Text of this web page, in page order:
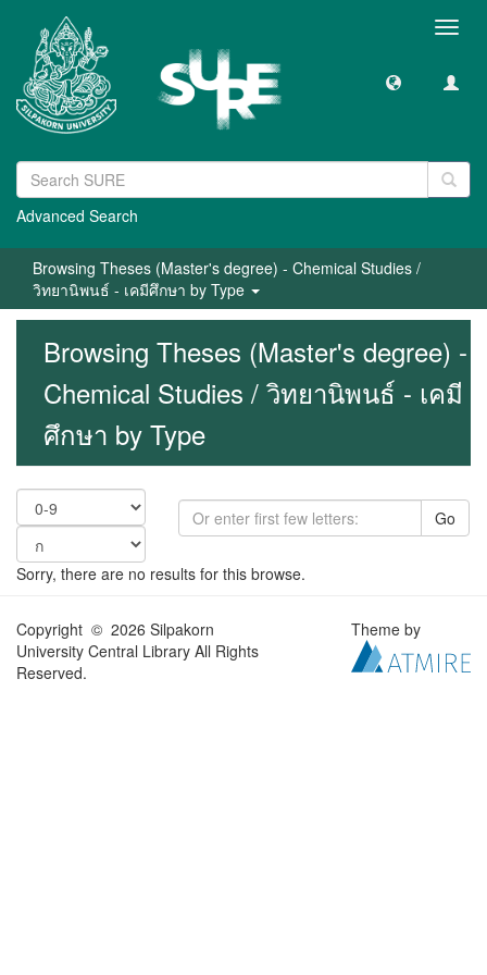
Advanced Search
Browsing Theses (Master's degree) - Chemical Studies /
วิทยานิพนธ์ - เคมีศึกษา by Type
Browsing Theses (Master's degree) -
Chemical Studies / วิทยานิพนธ์ - เคมี
ศึกษา by Type
Go
Sorry, there are no results for this browse.
Copyright © 2026 Silpakorn
University Central Library All Rights
Reserved.
Theme by